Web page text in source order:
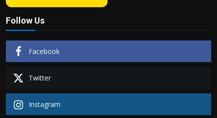
Follow Us
Facebook
Twitter
Instagram